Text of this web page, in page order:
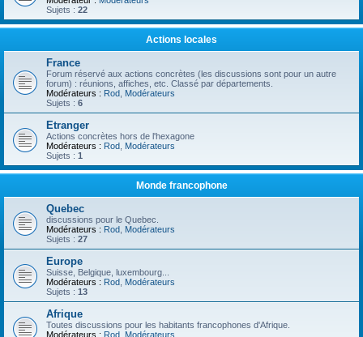
Sujets : 22
Actions locales
France
Forum réservé aux actions concrètes (les discussions sont pour un autre
forum) : réunions, affiches, etc. Classé par départements.
Modérateurs : Rod Modérateurs
Sujets : 6
Etranger
Actions concrètes hors de l'hexagone
Modérateurs : Rod Modérateurs
Sujets : 1
Monde francophone
Quebec
discussions pour le Quebec.
Modérateurs : Rod Modérateurs
Sujets : 27
Europe
Suisse, Belgique, luxembourg...
Modérateurs : Rod Modérateurs
Sujets : 13
Afrique
Toutes discussions pour les habitants francophones d'Afrique.
Modérateurs : Rod Modérateurs